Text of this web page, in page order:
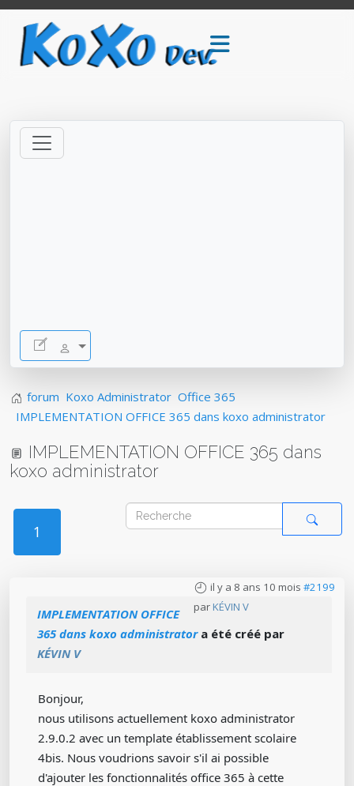
forum Koxo Administrator Office 365
IMPLEMENTATION OFFICE 365 dans koxo administrator
IMPLEMENTATION OFFICE 365 dans
koxo administrator
1
il y a 8 ans 10 mois #2199
par KÉVIN V
IMPLEMENTATION OFFICE
365 dans koxo administratora été créé par
KÉVIN V
Bonjour,
nous utilisons actuellement koxo administrator
2.9.0.2 avec un template établissement scolaire
4bis. Nous voudrions savoir s'il ai possible
d'ajouter les fonctionnalités office 365 à cette